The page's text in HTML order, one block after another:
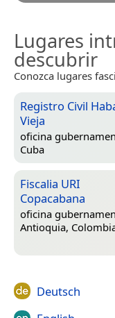
Lugares
descubrir
Conozca lugares
Registro Civil
Vieja
oficina
Cuba
Fiscalia URI
Copacabana
oficina
Antioquia,
Deutsch